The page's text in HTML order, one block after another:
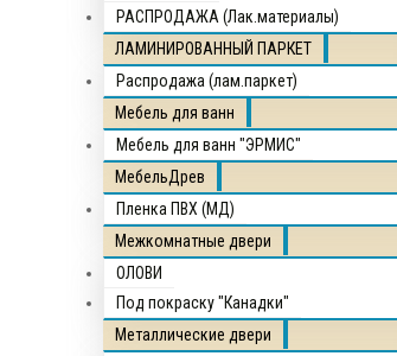
РАСПРОДАЖА (Лак.материалы)
ЛАМИНИРОВАННЫЙ ПАРКЕТ
Распродажа (лам.паркет)
Мебель для ванн
Мебель для ванн "ЭРМИС"
МебельДрев
Пленка ПВХ (МД)
Межкомнатные двери
ОЛОВИ
Под покраску "Канадки"
Металлические двери